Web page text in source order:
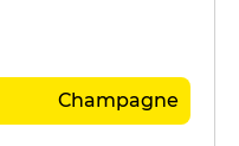
Champagne